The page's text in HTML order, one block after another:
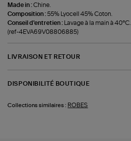
Made in :Chine.
Composition :55% Lyocell 45% Coton.
Conseil d'entretien : Lavage à la main à 40°C.
(ref-4EVA69V08806885)
LIVRAISON ET RETOUR
DISPONIBILITÉ BOUTIQUE
Collections similaires : ROBES